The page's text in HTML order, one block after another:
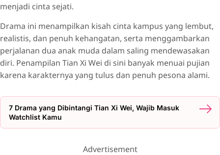
menjadi cinta sejati.
Drama ini menampilkan kisah cinta kampus yang lembut,
realistis, dan penuh kehangatan, serta menggambarkan
perjalanan dua anak muda dalam saling mendewasakan
diri. Penampilan Tian Xi Wei di sini banyak menuai pujian
karena karakternya yang tulus dan penuh pesona alami.
7 Drama yang Dibintangi Tian Xi Wei, Wajib Masuk
Watchlist Kamu
Advertisement